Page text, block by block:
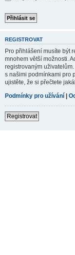
REGISTROVAT
Pro přihlášení musíte být
mnohem větší možnosti.
registrovaným
s našimi podmínkami pro
ujistěte, že si přečtete
Podmínky pro užívání |
Registrovat